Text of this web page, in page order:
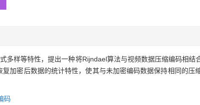
多样等特性，提出一种将Rijndael算法与视频数据压缩编码相结
加密后数据的统计特性，使其与未加密编码数据保持相同的压
码